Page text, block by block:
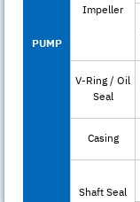
PUMP
Impeller
V-Ring / Oil
Seal
Casing
Shaft Seal